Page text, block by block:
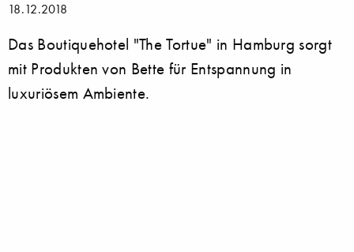
18.12.2018
Das Boutiquehotel "The Tortue" in Hamburg sorgt
mit Produkten von Bette für Entspannung in
luxuriösem Ambiente.